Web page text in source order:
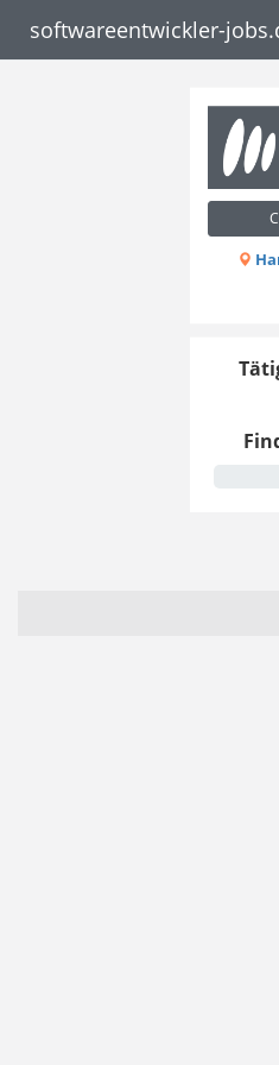
softwareentwickler-